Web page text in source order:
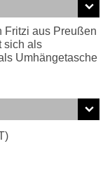
Fritzi aus Preußen
sich als
Umhängetasche